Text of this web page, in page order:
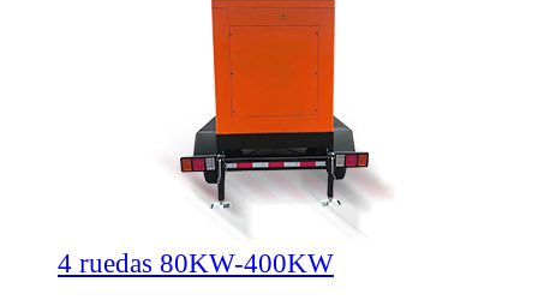
4 ruedas 80KW-400KW